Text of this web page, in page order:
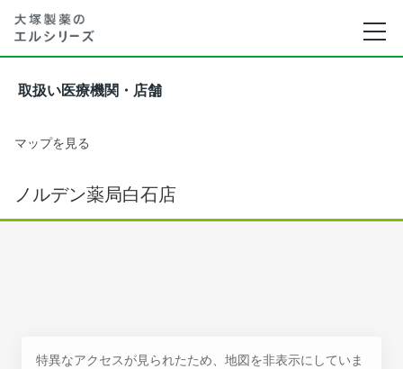
取扱い医療機関・店舗
マップを見る
ノルデン薬局白石店
特異なアクセスが見られたため、地図を非表示にしていま